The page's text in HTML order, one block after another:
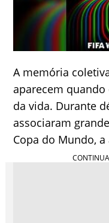
A memória
aparecem
da vida. Durante
associaram
Copa do Mundo,